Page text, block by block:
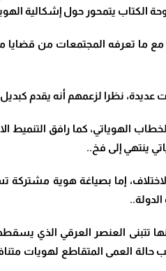
الكتاب يتمحور حول إشكالية
مع ما تعرفه المجتمعات من قضايا
عديدة، نظرا لزعمهم أنه يقدم
الهوياتي، كما رافق التنميط
ينتهي إلى فخ..
إما بصياغة هوية
تتبنى العنصر العرقي الذي
حالة العمى المتقاطع لهويات